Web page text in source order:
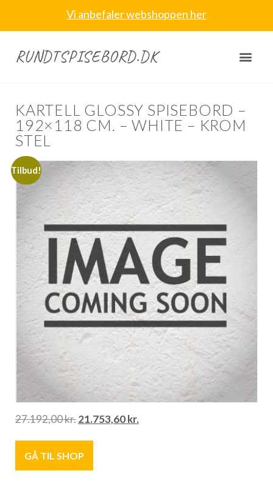
Vi anbefaler webshoppen her
RUNDTSPISEBORD.DK
KARTELL GLOSSY SPISEBORD –
192×118 CM. – WHITE – KROM
STEL
Tilbud!
27.192,00kr.21.753,60kr.
GÅ TIL SHOP